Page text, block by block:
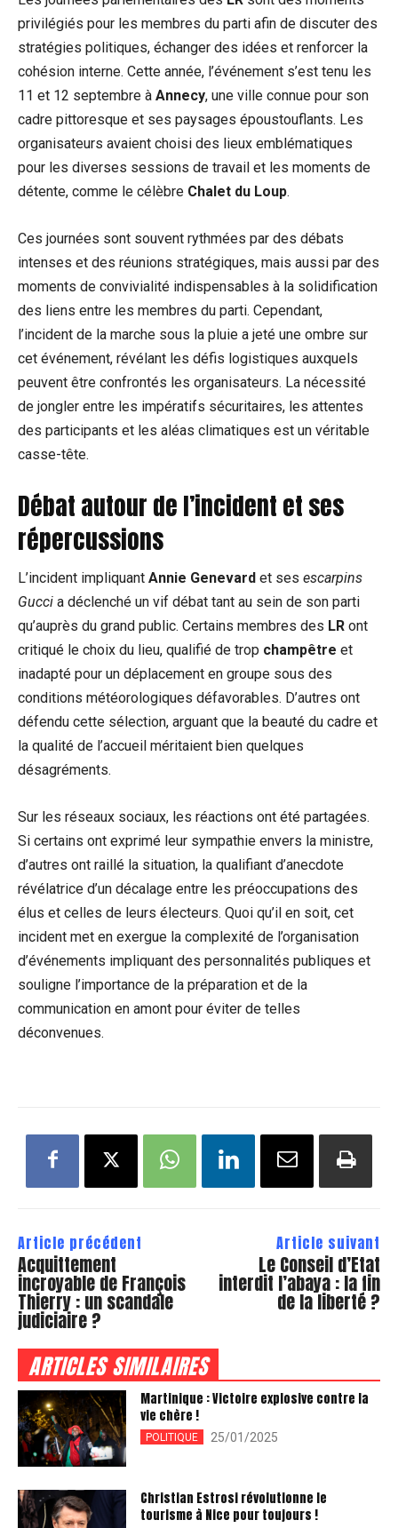
privilégiés pour les membres du parti afin de discuter des
stratégies politiques, échanger des idées et renforcer la
cohésion interne. Cette année, l’événement s’est tenu les
11 et 12 septembre à Annecy, une ville connue pour son
cadre pittoresque et ses paysages époustouflants. Les
organisateurs avaient choisi des lieux emblématiques
pour les diverses sessions de travail et les moments de
détente, comme le célèbre Chalet du Loup.
Ces journées sont souvent rythmées par des débats
intenses et des réunions stratégiques, mais aussi par des
moments de convivialité indispensables à la solidification
des liens entre les membres du parti. Cependant,
l’incident de la marche sous la pluie a jeté une ombre sur
cet événement, révélant les défis logistiques auxquels
peuvent être confrontés les organisateurs. La nécessité
de jongler entre les impératifs sécuritaires, les attentes
des participants et les aléas climatiques est un véritable
casse-tête.
Débat autour de l’incident et ses
répercussions
L’incident impliquant Annie Genevard et ses escarpins
Gucci a déclenché un vif débat tant au sein de son parti
qu’auprès du grand public. Certains membres des LR ont
critiqué le choix du lieu, qualifié de trop champêtre et
inadapté pour un déplacement en groupe sous des
conditions météorologiques défavorables. D’autres ont
défendu cette sélection, arguant que la beauté du cadre et
la qualité de l’accueil méritaient bien quelques
désagréments.
Sur les réseaux sociaux, les réactions ont été partagées.
Si certains ont exprimé leur sympathie envers la ministre,
d’autres ont raillé la situation, la qualifiant d’anecdote
révélatrice d’un décalage entre les préoccupations des
élus et celles de leurs électeurs. Quoi qu’il en soit, cet
incident met en exergue la complexité de l’organisation
d’événements impliquant des personnalités publiques et
souligne l’importance de la préparation et de la
communication en amont pour éviter de telles
déconvenues.
Article précédent
Acquittement
incroyable de François
Thierry : un scandale
judiciaire ?
Article suivant
Le Conseil d’Etat
interdit l’abaya : la fin
de la liberté ?
ARTICLES SIMILAIRES
Martinique : Victoire explosive contre la
vie chère !
POLITIQUE 25/01/2025
Christian Estrosi révolutionne le
tourisme à Nice pour toujours !